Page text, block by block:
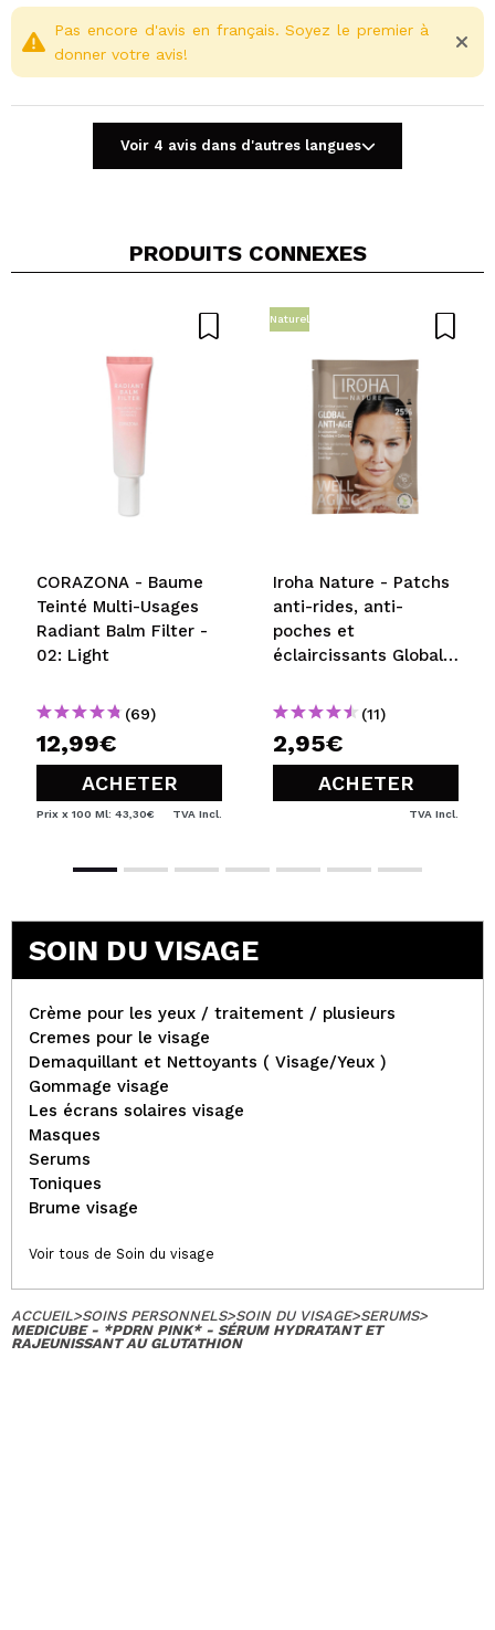
Idéal pour tous les types de peau, même les
peaux sensibles.
Peut être utilisé sous ou sur le maquillage pour un
fini frais et éclatant.
Partager une vidéo ou une photo
Recommandez-vous cet achat?
5/5
Pas encore d'avis en français. Soyez le premier à
donner votre avis!
Voir 4 avis dans d'autres langues
PRODUITS CONNEXES
CORAZONA - Baume
Teinté Multi-Usages
Radiant Balm Filter -
02: Light
(69)
12,99€
ACHETER
Prix x 100 Ml: 43,30€ TVA Incl.
Naturel
Iroha Nature - Patchs
anti-rides, anti-
poches et
éclaircissants Global
Niacinamide, Caféine
et Peptides
(11)
2,95€
ACHETER
TVA Incl.
SOIN DU VISAGE
Crème pour les yeux / traitement / plusieurs
Cremes pour le visage
Demaquillant et Nettoyants ( Visage/Yeux )
Gommage visage
Les écrans solaires visage
Masques
Serums
Toniques
Brume visage
Voir tous de Soin du visage
ACCUEIL>SOINS PERSONNELS>SOIN DU VISAGE>SERUMS>
MEDICUBE - *PDRN PINK* - SÉRUM HYDRATANT ET
RAJEUNISSANT AU GLUTATHION